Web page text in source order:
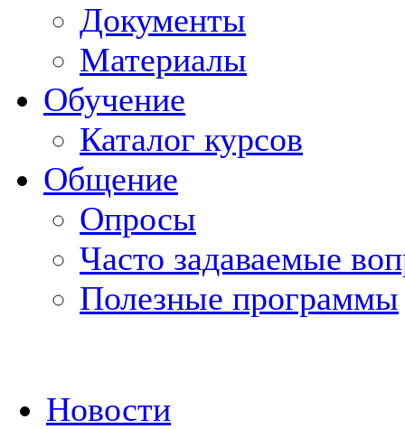
Документы
Материалы
Обучение
Каталог курсов
Общение
Опросы
Часто задаваемые
Полезные программы
Новости